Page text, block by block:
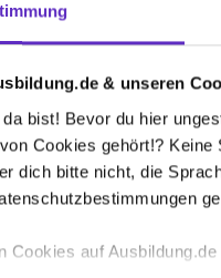
& unseren
bist! Bevor du hier
Cookies gehört!?
dich bitte nicht, die
Cookies auf Ausbildung.de
&
für Sport und Gymnastik
bekommen?